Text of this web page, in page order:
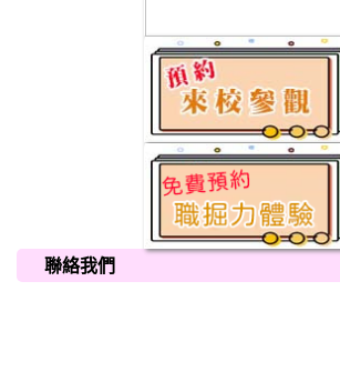
聯絡我們